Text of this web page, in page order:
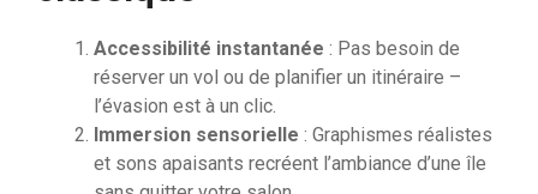
Accessibilité instantanée : Pas besoin de
réserver un vol ou de planifier un itinéraire –
l’évasion est à un clic.
Immersion sensorielle : Graphismes réalistes
et sons apaisants recréent l’ambiance d’une île